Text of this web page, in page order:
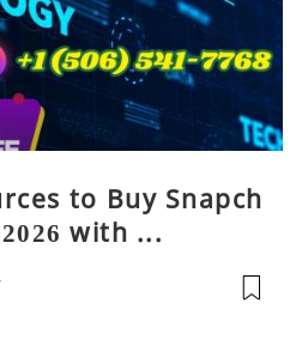
to Buy Snapch
with ...